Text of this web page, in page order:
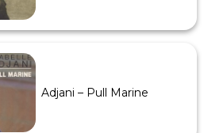
Adjani – Pull Marine